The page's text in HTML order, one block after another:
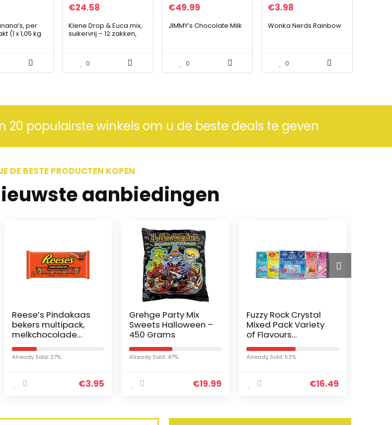
per
(1 x 1,05 kg
€24.58
Klene Drop & Euca mix,
suikervrij – 12 zakken,
0
€49.99
JIMMY’s Chocolate Milk
0
€3.98
Wonka Nerds Rainbow
0
20 populairste winkels om u de beste deals te geven
DE BESTE PRODUCTEN KOPEN
aanbiedingen
Reese’s Pindakaas
bekers multipack,
melkchocolade
smaakkopjes,
verpakking van 4 x
42,5 g
Already Sold: 27%
€3.95
Grehge Party Mix
Sweets Halloween –
450 Grams
Already Sold: 47%
€19.99
Fuzzy Rock Crystal
Mixed Pack Variety
of Flavours
(Coolmint,
Bubblegum, Lemon,
Peach and Extra
Already Sold: 53%
€16.49